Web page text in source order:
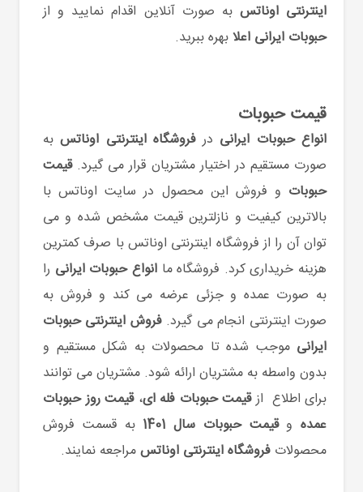
اینترنتی اوناتس به صورت آنلاین اقدام نمایید و از
حبوبات ایرانی اعلابهره ببرید.
قیمت حبوبات
انواع حبوبات ایرانی درفروشگاه اینترنتی اوناتسبه
صورت مستقیم در اختیار مشتریان قرار می گیرد.قیمت
حبوبات و فروش این محصول در سایت اوناتس با
بالاترین کیفیت و نازلترین قیمت مشخص شده و می
توان آن را از فروشگاه اینترنتی اوناتس با صرف کمترین
هزینه خریداری کرد. فروشگاه ماانواع حبوبات ایرانی را
به صورت عمده و جزئی عرضه می کند و فروش به
صورت اینترنتی انجام می گیرد. فروش اینترنتی حبوبات
ایرانی موجب شده تا محصولات به شکل مستقیم و
بدون واسطه به مشتریان ارائه شود. مشتریان می توانند
برای اطلاع ازقیمت حبوبات فله ای،قیمت روز حبوبات
عمده وقیمت حبوبات سال 1401
به قسمت فروش
محصولات فروشگاه اینترنتی اوناتسمراجعه نمایند.